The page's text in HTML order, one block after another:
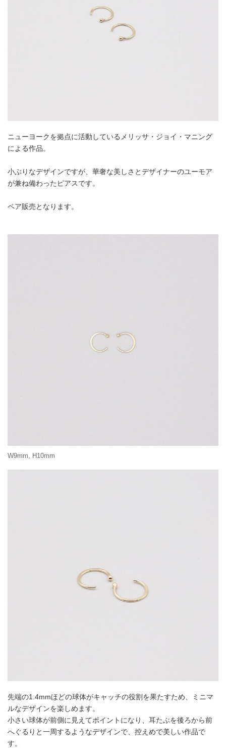
ニューヨークを拠点に活動しているメリッサ・ジョイ・マニング
による作品。
小ぶりなデザインですが、華奢な美しさとデザイナーのユーモア
が兼ね備わったピアスです。
ペア販売となります。
W9mm, H10mm
先端の1.4mmほどの球体がキャッチの役割を果たすため、ミニマ
ルなデザインを楽しめます。
小さい球体が前側に見えてポイントになり、耳たぶを後ろから前
へぐるりと一周するようなデザインで、控えめで美しい作品で
す。